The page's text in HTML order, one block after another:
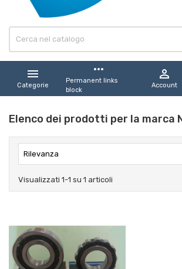

Categorie
more_horiz
Permanent links
block

Account
Elenco dei prodotti per la marca
Rilevanza
Visualizzati 1-1 su 1 articoli